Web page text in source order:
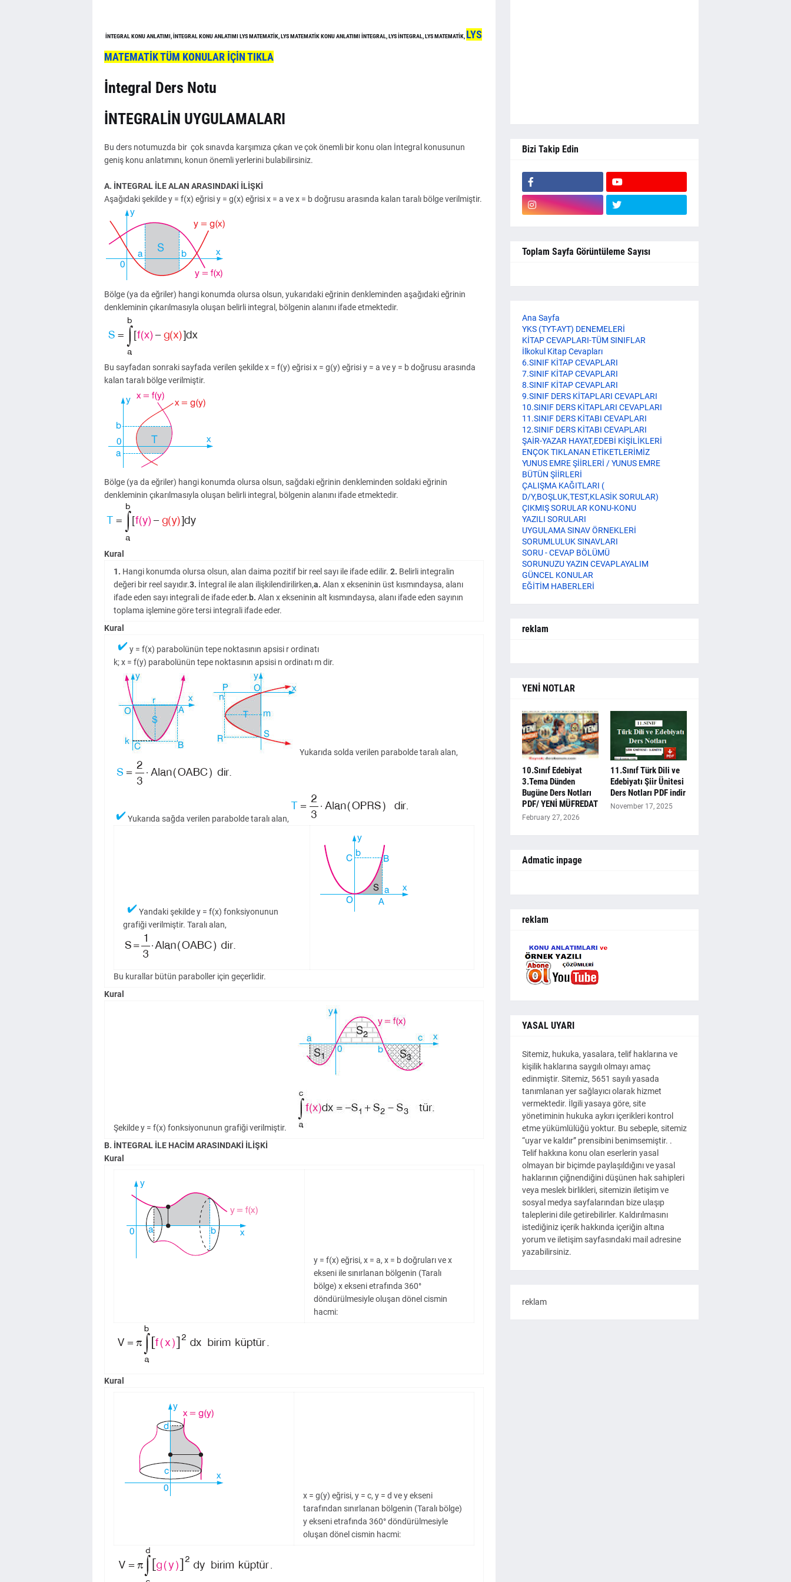
İNTEGRAL KONU ANLATIMI, İNTEGRAL KONU ANLATIMI LYS MATEMATİK, LYS MATEMATİK KONU ANLATIMI İNTEGRAL, LYS İNTEGRAL, LYS MATEMATİK, LYS
MATEMATİK TÜM KONULAR İÇİN TIKLA
İntegral Ders Notu
İNTEGRALİN UYGULAMALARI
Bu ders notumuzda bir çok sınavda karşımıza çıkan ve çok önemli bir konu olan İntegral konusunun
geniş konu anlatımını, konun önemli yerlerini bulabilirsiniz.
A. İNTEGRAL İLE ALAN ARASINDAKİ İLİŞKİ
Aşağıdaki şekilde y = f(x) eğrisi y = g(x) eğrisi x = a ve x = b doğrusu arasında kalan taralı bölge verilmiştir.
Bölge (ya da eğriler) hangi konumda olursa olsun, yukarıdaki eğrinin denkleminden aşağıdaki eğrinin
denkleminin çıkarılmasıyla oluşan belirli integral, bölgenin alanını ifade etmektedir.
Bu sayfadan sonraki sayfada verilen şekilde x = f(y) eğrisi x = g(y) eğrisi y = a ve y = b doğrusu arasında
kalan taralı bölge verilmiştir.
Bölge (ya da eğriler) hangi konumda olursa olsun, sağdaki eğrinin denkleminden soldaki eğrinin
denkleminin çıkarılmasıyla oluşan belirli integral, bölgenin alanını ifade etmektedir.
Kural
1. Hangi konumda olursa olsun, alan daima pozitif bir reel sayı ile ifade edilir. 2. Belirli integralin
değeri bir reel sayıdır.3. İntegral ile alan ilişkilendirilirken,a. Alan x ekseninin üst kısmındaysa, alanı
ifade eden sayı integrali de ifade eder.b. Alan x ekseninin alt kısmındaysa, alanı ifade eden sayının
toplama işlemine göre tersi integrali ifade eder.
Kural
y = f(x) parabolünün tepe noktasının apsisi r ordinatı
k; x = f(y) parabolünün tepe noktasının apsisi n ordinatı m dir.
Yukarıda solda verilen parabolde taralı alan,
Yukarıda sağda verilen parabolde taralı alan,
Yandaki şekilde y = f(x) fonksiyonunun
grafiği verilmiştir. Taralı alan,
Bu kurallar bütün paraboller için geçerlidir.
Kural
Şekilde y = f(x) fonksiyonunun grafiği verilmiştir.
B. İNTEGRAL İLE HACİM ARASINDAKİ İLİŞKİ
Kural
y = f(x) eğrisi, x = a, x = b doğruları ve x
ekseni ile sınırlanan bölgenin (Taralı
bölge) x ekseni etrafında 360°
döndürülmesiyle oluşan dönel cismin
hacmi:
Kural
x = g(y) eğrisi, y = c, y = d ve y ekseni
tarafından sınırlanan bölgenin (Taralı bölge)
y ekseni etrafında 360° döndürülmesiyle
oluşan dönel cismin hacmi:
Bizi Takip Edin
Toplam Sayfa Görüntüleme Sayısı
Ana Sayfa
YKS (TYT-AYT) DENEMELERİ
KİTAP CEVAPLARI-TÜM SINIFLAR
İlkokul Kitap Cevapları
6.SINIF KİTAP CEVAPLARI
7.SINIF KİTAP CEVAPLARI
8.SINIF KİTAP CEVAPLARI
9.SINIF DERS KİTAPLARI CEVAPLARI
10.SINIF DERS KİTAPLARI CEVAPLARI
11.SINIF DERS KİTABI CEVAPLARI
12.SINIF DERS KİTABI CEVAPLARI
ŞAİR-YAZAR HAYAT,EDEBİ KİŞİLİKLERİ
ENÇOK TIKLANAN ETİKETLERİMİZ
YUNUS EMRE ŞİİRLERİ / YUNUS EMRE
BÜTÜN ŞİİRLERİ
ÇALIŞMA KAĞITLARI (
D/Y,BOŞLUK,TEST,KLASİK SORULAR)
ÇIKMIŞ SORULAR KONU-KONU
YAZILI SORULARI
UYGULAMA SINAV ÖRNEKLERİ
SORUMLULUK SINAVLARI
SORU - CEVAP BÖLÜMÜ
SORUNUZU YAZIN CEVAPLAYALIM
GÜNCEL KONULAR
EĞİTİM HABERLERİ
reklam
YENİ NOTLAR
10.Sınıf Edebiyat
3.Tema Dünden
Bugüne Ders Notları
PDF/ YENİ MÜFREDAT
February 27, 2026
11.Sınıf Türk Dili ve
Edebiyatı Şiir Ünitesi
Ders Notları PDF indir
November 17, 2025
Admatic inpage
reklam
YASAL UYARI
Sitemiz, hukuka, yasalara, telif haklarına ve
kişilik haklarına saygılı olmayı amaç
edinmiştir. Sitemiz, 5651 sayılı yasada
tanımlanan yer sağlayıcı olarak hizmet
vermektedir. İlgili yasaya göre, site
yönetiminin hukuka aykırı içerikleri kontrol
etme yükümlülüğü yoktur. Bu sebeple, sitemiz
“uyar ve kaldır” prensibini benimsemiştir. .
Telif hakkına konu olan eserlerin yasal
olmayan bir biçimde paylaşıldığını ve yasal
haklarının çiğnendiğini düşünen hak sahipleri
veya meslek birlikleri, sitemizin iletişim ve
sosyal medya sayfalarından bize ulaşıp
taleplerini dile getirebilirler. Kaldırılmasını
istediğiniz içerik hakkında içeriğin altına
yorum ve iletişim sayfasındaki mail adresine
yazabilirsiniz.
reklam